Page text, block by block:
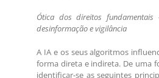
Ótica dos direitos
desinformação e vigilância
A IA e os seus algoritmos
forma direta e indireta. De uma
identificar-se as seguintes